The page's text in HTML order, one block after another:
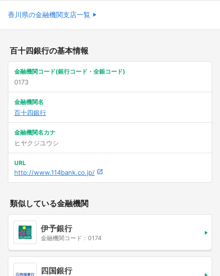
香川県の金融機関支店一覧
百十四銀行の基本情報
金融機関コード(銀行コード・全銀コード)
0173
金融機関名
百十四銀行
金融機関名カナ
ヒヤクジユウシ
URL
http://www.114bank.co.jp/
類似している金融機関
伊予銀行
金融機関コード：0174
四国銀行